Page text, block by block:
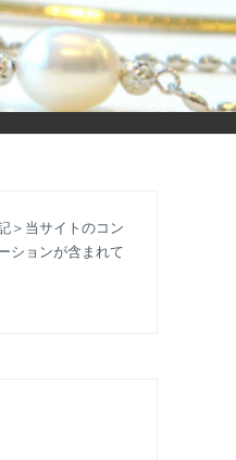
援します。
＞当サイトのコン
ションが含まれて